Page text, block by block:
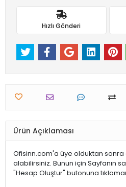
Hızlı Gönderi
Ürün Açıklaması
Ofisinn.com'a üye olduktan sonra
alabilirsiniz. Bunun için Sayfanın
"Hesap Oluştur" butonuna